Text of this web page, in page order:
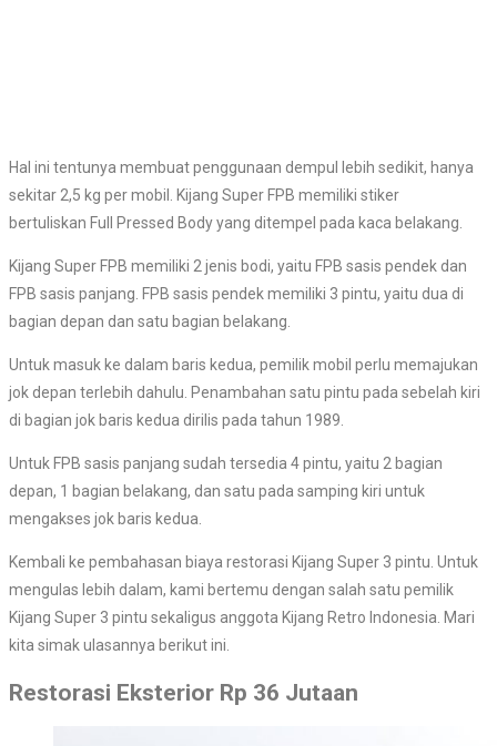
Hal ini tentunya membuat penggunaan dempul lebih sedikit, hanya
sekitar 2,5 kg per mobil. Kijang Super FPB memiliki stiker
bertuliskan Full Pressed Bodyyang ditempel pada kaca belakang.
Kijang Super FPB memiliki 2 jenis bodi, yaitu FPB sasis pendek dan
FPB sasis panjang. FPB sasis pendek memiliki 3 pintu, yaitu dua di
bagian depan dan satu bagian belakang.
Untuk masuk ke dalam baris kedua, pemilik mobil perlu memajukan
jok depan terlebih dahulu. Penambahan satu pintu pada sebelah kiri
di bagian jok baris kedua dirilis pada tahun 1989.
Untuk FPB sasis panjang sudah tersedia 4 pintu, yaitu 2 bagian
depan, 1 bagian belakang, dan satu pada samping kiri untuk
mengakses jok baris kedua.
Kembali ke pembahasan biaya restorasi Kijang Super 3 pintu. Untuk
mengulas lebih dalam, kami bertemu dengan salah satu pemilik
Kijang Super 3 pintu sekaligus anggota Kijang Retro Indonesia. Mari
kita simak ulasannya berikut ini.
Restorasi Eksterior Rp 36 Jutaan